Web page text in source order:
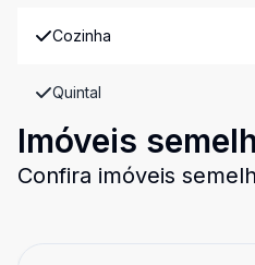
Cozinha
Quintal
Imóveis
Confira imóveis